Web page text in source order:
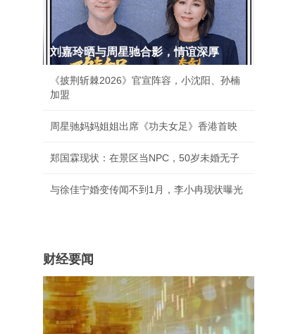
刘嘉玲晒与周星驰合影，情谊深厚
《披荆斩棘2026》官宣阵容，小沈阳、孙楠
加盟
周星驰妈妈姐姐出席《功夫女足》香港首映
郑国霖现状：在景区当NPC，50岁未婚无子
与徐佳宁婚变传闻不到1月，李小冉现状曝光
财经要闻